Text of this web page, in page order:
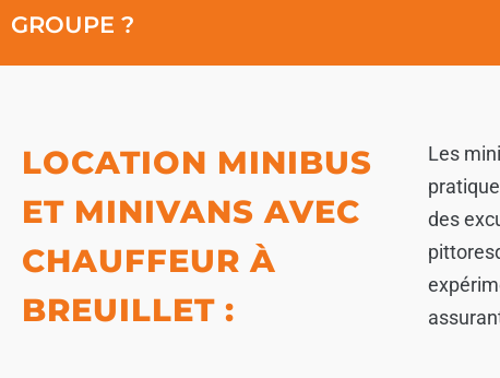
GROUPE ?
LOCATION MINIBUS
ET MINIVANS AVEC
CHAUFFEUR À
BREUILLET :
Les
des